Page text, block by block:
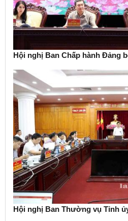
Hội nghị Ban Chấp hành Đảng
Hội nghị Ban Thường vụ Tỉnh